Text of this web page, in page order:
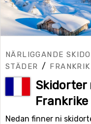
NÄRLIGGANDE
STÄDER
/
Skidorter
Frankrike
Nedan finner ni